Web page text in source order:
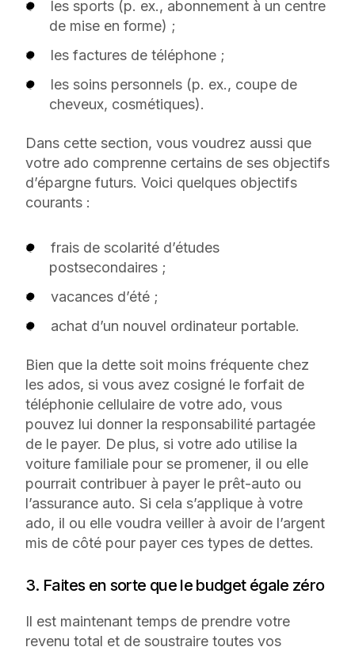
les sports (p. ex., abonnement à un centre
de mise en forme) ;
les factures de téléphone ;
les soins personnels (p. ex., coupe de
cheveux, cosmétiques).
Dans cette section, vous voudrez aussi que
votre ado comprenne certains de ses objectifs
d’épargne futurs. Voici quelques objectifs
courants :
frais de scolarité d’études
postsecondaires ;
vacances d’été ;
achat d’un nouvel ordinateur portable.
Bien que la dette soit moins fréquente chez
les ados, si vous avez cosigné le forfait de
téléphonie cellulaire de votre ado, vous
pouvez lui donner la responsabilité partagée
de le payer. De plus, si votre ado utilise la
voiture familiale pour se promener, il ou elle
pourrait contribuer à payer le prêt-auto ou
l’assurance auto. Si cela s’applique à votre
ado, il ou elle voudra veiller à avoir de l’argent
mis de côté pour payer ces types de dettes.
3. Faites en sorte que le budget égale zéro
Il est maintenant temps de prendre votre
revenu total et de soustraire toutes vos